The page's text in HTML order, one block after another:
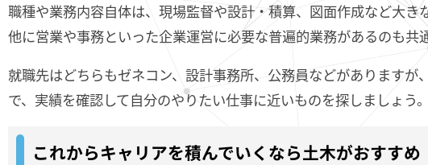
職種や業務内容自体は、現場監督や設計・積算、図面作成など大き
他に営業や事務といった企業運営に必要な普遍的業務があるのも共通
就職先はどちらもゼネコン、設計事務所、公務員などがありますが
で、実績を確認して自分のやりたい仕事に近いものを探しましょう。
これからキャリアを積んでいくなら土木がおすすめ